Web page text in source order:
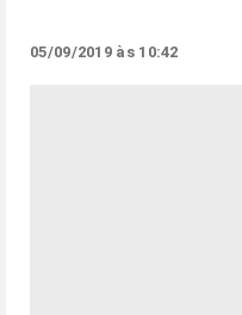
05/09/2019 às 10:42